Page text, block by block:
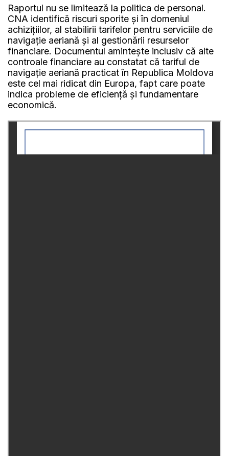
Raportul nu se limitează la politica de personal.
CNA identifică riscuri sporite și în domeniul
achizițiilor, al stabilirii tarifelor pentru serviciile de
navigație aeriană și al gestionării resurselor
financiare. Documentul amintește inclusiv că alte
controale financiare au constatat că tariful de
navigație aeriană practicat în Republica Moldova
este cel mai ridicat din Europa, fapt care poate
indica probleme de eficiență și fundamentare
economică.